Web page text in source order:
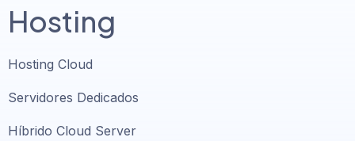
Hosting
Hosting Cloud
Servidores Dedicados
Híbrido Cloud Server